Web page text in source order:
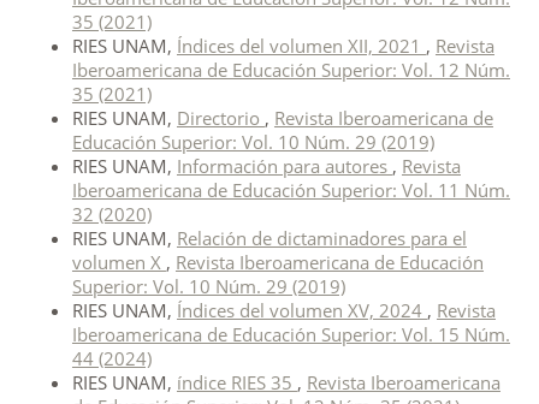
35 (2021)
RIES UNAM, Índices del volumen XII, 2021 , Revista
Iberoamericana de Educación Superior: Vol. 12 Núm.
35 (2021)
RIES UNAM, Directorio , Revista Iberoamericana de
Educación Superior: Vol. 10 Núm. 29 (2019)
RIES UNAM, Información para autores , Revista
Iberoamericana de Educación Superior: Vol. 11 Núm.
32 (2020)
RIES UNAM, Relación de dictaminadores para el
volumen X , Revista Iberoamericana de Educación
Superior: Vol. 10 Núm. 29 (2019)
RIES UNAM, Índices del volumen XV, 2024 , Revista
Iberoamericana de Educación Superior: Vol. 15 Núm.
44 (2024)
RIES UNAM, índice RIES 35 , Revista Iberoamericana